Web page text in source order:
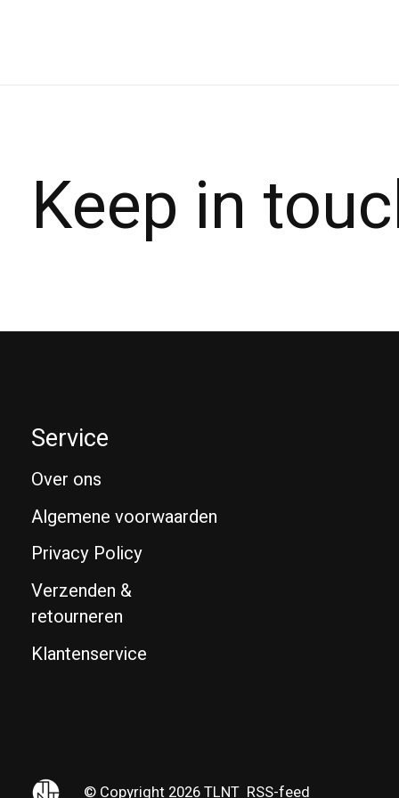
Keep in
Service
Over ons
Algemene voorwaarden
Privacy Policy
Verzenden &
retourneren
Klantenservice
© Copyright 2026 TLNT RSS-feed